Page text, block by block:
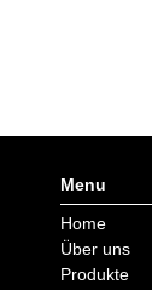
Menu
Home
Über uns
Produkte